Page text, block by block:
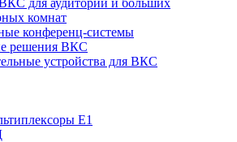
для аудиторий и больших
комнат
конференц-системы
решения ВКС
устройства для ВКС
Е1